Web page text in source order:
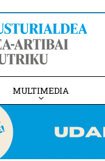
MULTIMEDIA